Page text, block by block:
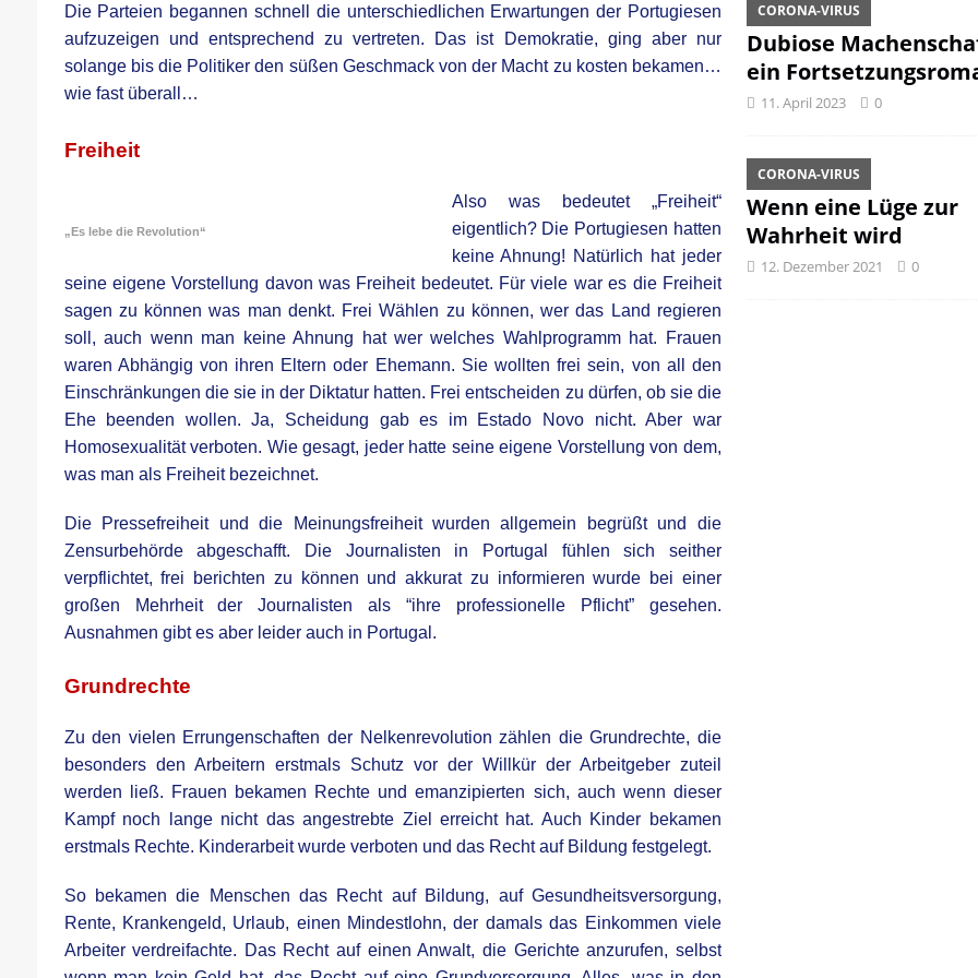
Die Parteien begannen schnell die unterschiedlichen Erwartungen der Portugiesen
aufzuzeigen und entsprechend zu vertreten. Das ist Demokratie, ging aber nur
solange bis die Politiker den süßen Geschmack von der Macht zu kosten bekamen…
wie fast überall…
Freiheit
„Es lebe die Revolution“
Also was bedeutet „Freiheit“
eigentlich? Die Portugiesen hatten
keine Ahnung! Natürlich hat jeder
seine eigene Vorstellung davon was Freiheit bedeutet. Für viele war es die Freiheit
sagen zu können was man denkt. Frei Wählen zu können, wer das Land regieren
soll, auch wenn man keine Ahnung hat wer welches Wahlprogramm hat. Frauen
waren Abhängig von ihren Eltern oder Ehemann. Sie wollten frei sein, von all den
Einschränkungen die sie in der Diktatur hatten. Frei entscheiden zu dürfen, ob sie die
Ehe beenden wollen. Ja, Scheidung gab es im Estado Novo nicht. Aber war
Homosexualität verboten. Wie gesagt, jeder hatte seine eigene Vorstellung von dem,
was man als Freiheit bezeichnet.
Die Pressefreiheit und die Meinungsfreiheit wurden allgemein begrüßt und die
Zensurbehörde abgeschafft. Die Journalisten in Portugal fühlen sich seither
verpflichtet, frei berichten zu können und akkurat zu informieren wurde bei einer
großen Mehrheit der Journalisten als “ihre professionelle Pflicht” gesehen.
Ausnahmen gibt es aber leider auch in Portugal.
Grundrechte
Zu den vielen Errungenschaften der Nelkenrevolution zählen die Grundrechte, die
besonders den Arbeitern erstmals Schutz vor der Willkür der Arbeitgeber zuteil
werden ließ. Frauen bekamen Rechte und emanzipierten sich, auch wenn dieser
Kampf noch lange nicht das angestrebte Ziel erreicht hat. Auch Kinder bekamen
erstmals Rechte. Kinderarbeit wurde verboten und das Recht auf Bildung festgelegt.
So bekamen die Menschen das Recht auf Bildung, auf Gesundheitsversorgung,
Rente, Krankengeld, Urlaub, einen Mindestlohn, der damals das Einkommen viele
Arbeiter verdreifachte. Das Recht auf einen Anwalt, die Gerichte anzurufen, selbst
Dubiose
ein
CORONA-VIRUS
11. April 2023 0
Wenn eine Lüge zur
Wahrheit wird
CORONA-VIRUS
12. Dezember 2021 0